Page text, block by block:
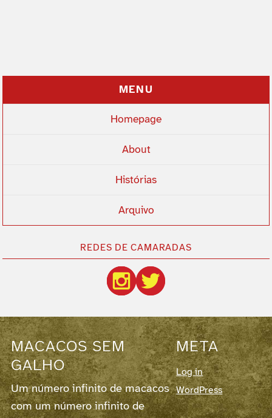
MENU
Homepage
About
Histórias
Arquivo
REDES DE CAMARADAS
MACACOS SEM
GALHO
Um número infinito de macacos
com um número infinito de
META
Log in
WordPress